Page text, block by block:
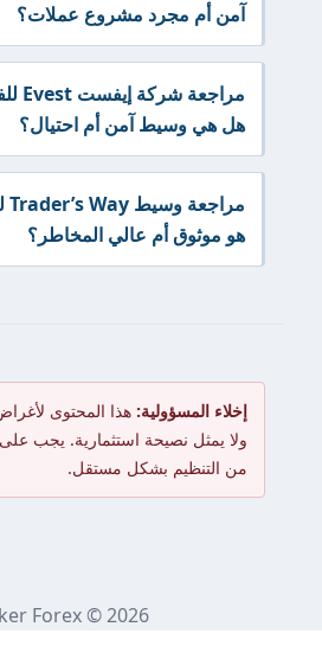
آمن أم مجرد مشروع عملات؟
هل هي وسيط آمن أم احتيال؟
هو موثوق أم عالي المخاطر؟
إخلاء المسؤولية: هذا المحتوى
ولا يمثل نصيحة استثمارية. يجب على
من التنظيم بشكل مستقل.
Forex © 2026